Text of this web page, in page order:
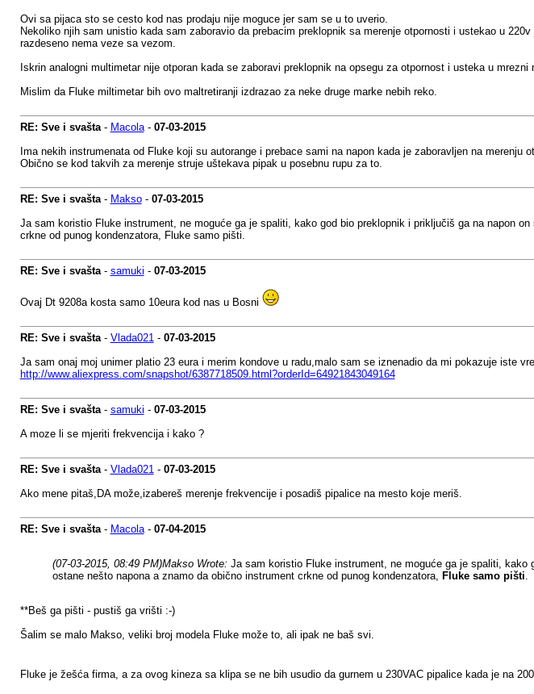
Ovi sa pijaca sto se cesto kod nas prodaju nije moguce jer sam se u to uverio.
Nekoliko njih sam unistio kada sam zaboravio da prebacim preklopnik sa merenje otpornosti i ustekao u
razdeseno nema veze sa vezom.
Iskrin analogni multimetar nije otporan kada se zaboravi preklopnik na opsegu za otpornost i usteka u mrezni
Mislim da Fluke miltimetar bih ovo maltretiranji izdrazao za neke druge marke nebih reko.
RE: Sve i svašta- Macola- 07-03-2015
Ima nekih instrumenata od Fluke koji su autorange i prebace sami na napon kada je zaboravljen na merenju
Obično se kod takvih za merenje struje uštekava pipak u posebnu rupu za to.
RE: Sve i svašta- Makso- 07-03-2015
Ja sam koristio Fluke instrument, ne moguće ga je spaliti, kako god bio preklopnik i priključiš ga na napon
crkne od punog kondenzatora, Fluke samo pišti.
RE: Sve i svašta- samuki - 07-03-2015
Ovaj Dt 9208a kosta samo 10eura kod nas u Bosni
RE: Sve i svašta- Vlada021- 07-03-2015
Ja sam onaj moj unimer platio 23 eura i merim kondove u radu,malo sam se iznenadio da mi pokazuje iste
http://www.aliexpress.com/snapshot/6387718509.html?orderId=64921843049164
RE: Sve i svašta- samuki - 07-03-2015
A moze li se mjeriti frekvencija i kako ?
RE: Sve i svašta- Vlada021- 07-03-2015
Ako mene pitaš,DA može,izabereš merenje frekvencije i posadiš pipalice na mesto koje meriš.
RE: Sve i svašta- Macola- 07-04-2015
(07-03-2015, 08:49 PM)Makso Wrote: Ja sam koristio Fluke instrument, ne moguće ga je spaliti, kako
ostane nešto napona a znamo da obično instrument crkne od punog kondenzatora, Fluke samo pišti.
**Beš ga pišti - pustiš ga vrišti :-)
Šalim se malo Makso, veliki broj modela Fluke može to, ali ipak ne baš svi.
Fluke je žešća firma, a za ovog kineza sa klipa se ne bih usudio da gurnem u 230VAC pipalice kada je na